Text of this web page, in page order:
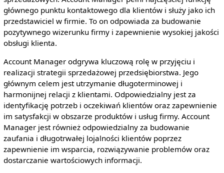
głównego punktu kontaktowego dla klientów i służy jako ich
przedstawiciel w firmie. To on odpowiada za budowanie
pozytywnego wizerunku firmy i zapewnienie wysokiej jakości
obsługi klienta.
Account Manager odgrywa kluczową rolę w przyjęciu i
realizacji strategii sprzedażowej przedsiębiorstwa. Jego
głównym celem jest utrzymanie długoterminowej i
harmonijnej relacji z klientami. Odpowiedzialny jest za
identyfikację potrzeb i oczekiwań klientów oraz zapewnienie
im satysfakcji w obszarze produktów i usług firmy. Account
Manager jest również odpowiedzialny za budowanie
zaufania i długotrwałej lojalności klientów poprzez
zapewnienie im wsparcia, rozwiązywanie problemów oraz
dostarczanie wartościowych informacji.